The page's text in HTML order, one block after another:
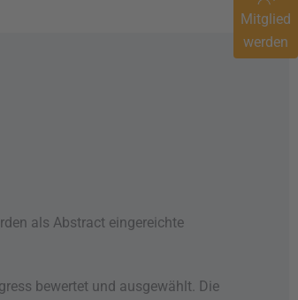
als Abstract eingereichte
bewertet und ausgewählt. Die
Mitglied
werden